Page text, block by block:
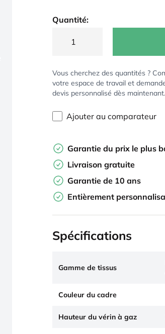
Quantité:
Vous cherchez des quantités ?
votre espace de travail et
devis personnalisé dès maintenant.
Ajouter au comparateur
Garantie du prix le plus
Livraison gratuite
Garantie de 10 ans
Entièrement
Spécifications
Gamme de tissus
Couleur du cadre
Hauteur du vérin à gaz